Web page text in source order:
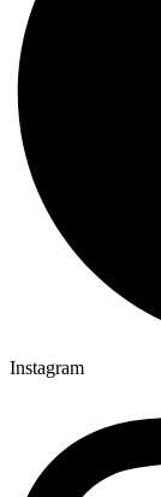
Instagram